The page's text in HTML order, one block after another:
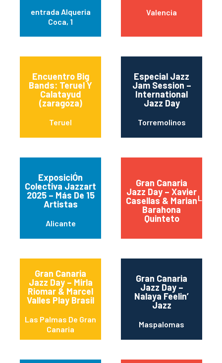
entrada Alqueria
Coca, 1
Valencia
Encuentro Big
Bands: Teruel Y
Calatayud
(zaragoza)
Teruel
Especial Jazz
Jam Session –
International
Jazz Day
Torremolinos
ExposiciÓn
Colectiva Jazzart
2025 – Más De 15
Artistas
Alicante
Gran Canaria
Jazz Day – Xavier
Casellas & Marian
Barahona
Quinteto
Las
Gran Canaria
Jazz Day – Mirla
Riomar & Marcel
Valles Play Brasil
Las Palmas De Gran
Canaria
Gran Canaria
Jazz Day –
Nalaya Feelin’
Jazz
Maspalomas